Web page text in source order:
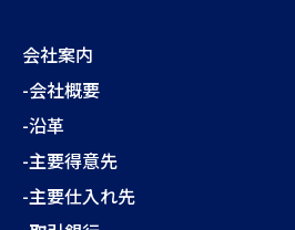
会社案内
-会社概要
-沿革
-主要得意先
-主要仕入れ先